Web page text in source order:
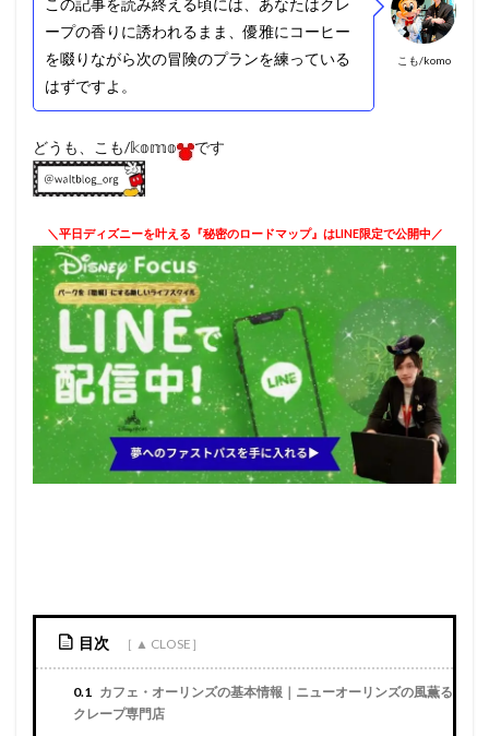
こも/komo
この記事を読み終える頃には、あなたはクレ
ープの香りに誘われるまま、優雅にコーヒー
を啜りながら次の冒険のプランを練っている
はずですよ。
どうも、こも/𝕜𝕠𝕞𝕠 です
＼平日ディズニーを叶える『秘密のロードマップ』はLINE限定で公開中／
目次
0.1 カフェ・オーリンズの基本情報｜ニューオーリンズの風薫る
クレープ専門店